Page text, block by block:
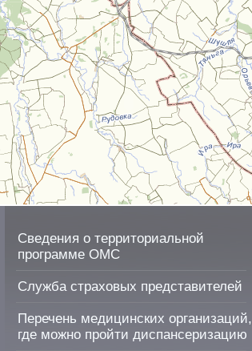
Сведения о территориальной
программе ОМС
Служба страховых представителей
Перечень медицинских организаций,
где можно пройти диспансеризацию